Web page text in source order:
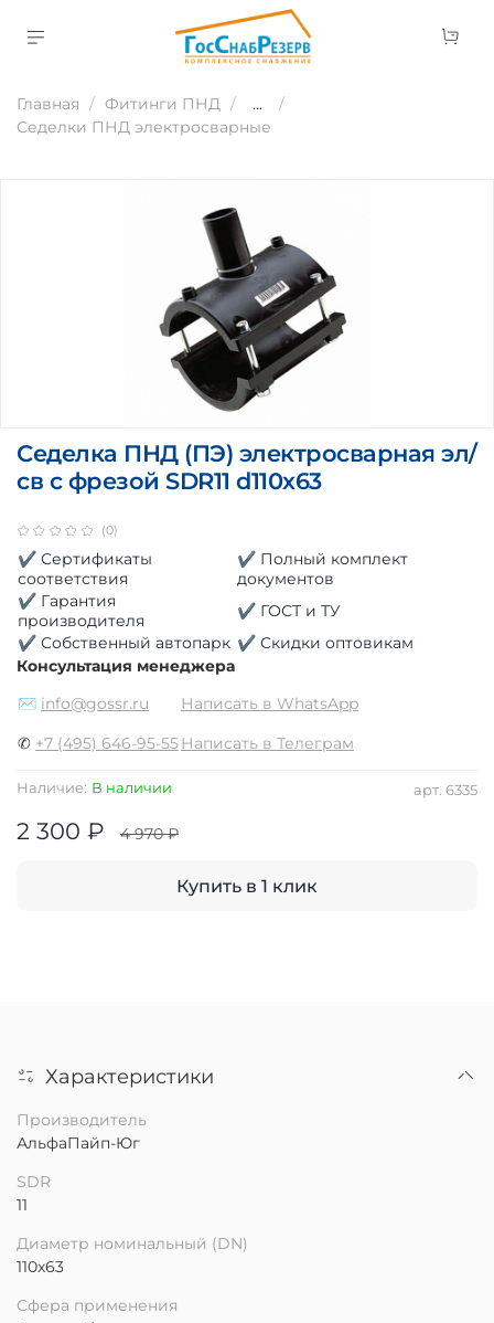
Главная Фитинги ПНД
...
Седелки ПНД электросварные
(0)
арт. 6335
Наличие: В наличии
Седелка ПНД (ПЭ) электросварная эл/
св с фрезой SDR11 d110х63
2 300 ₽ 4 970 ₽
Купить в 1 клик
✔ Сертификаты
соответствия
✔ Полный комплект
документов
✔ Гарантия
производителя
✔ ГОСТ и ТУ
✔ Собственный автопарк ✔ Скидки оптовикам
Консультация менеджера
✉ info@gossr.ru
Написать в WhatsApp
✆ +7 (495) 646-95-55Написать в Телеграм
Характеристики
Производитель
АльфаПайп-Юг
SDR
11
Диаметр номинальный (DN)
110х63
Сфера применения